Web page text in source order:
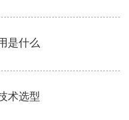
是什么
术选型